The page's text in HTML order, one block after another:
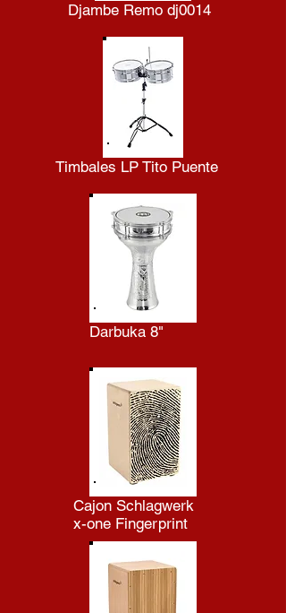
Djambe Remo dj0014
Timbales LP Tito Puente
Darbuka 8"
Cajon Schlagwerk
x-one Fingerprint